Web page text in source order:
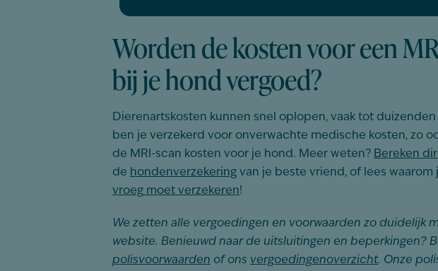
Worden de kosten voor een
bij je hond vergoed?
Dierenartskosten kunnen snel oplopen, vaak tot duizenden
ben je verzekerd voor onverwachte medische kosten, zo
de MRI-scan kosten voor je hond. Meer weten? Bereken
de hondenverzekering van je beste vriend, of lees waarom
vroeg moet verzekeren!
We zetten alle vergoedingen en voorwaarden zo duidelijk
website. Benieuwd naar de uitsluitingen en beperkingen?
polisvoorwaarden of ons vergoedingenoverzicht. Onze